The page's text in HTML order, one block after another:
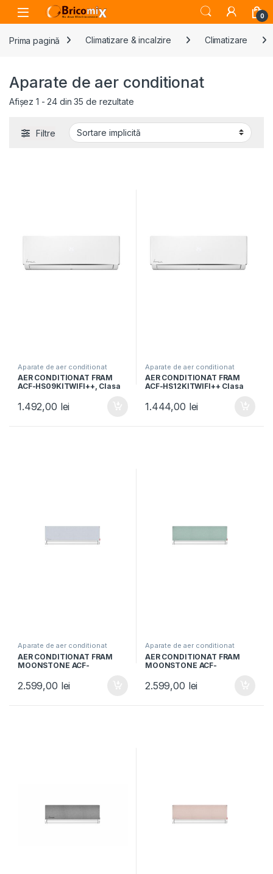
Skip to navigation
Skip to content
Open 0
Prima pagină Climatizare & incalzire Climatizare
Aparate de aer conditionat
Afișez 1 - 24 din 35 de rezultate
Filtre
Aparate de aer conditionat
AER CONDITIONAT FRAM
ACF-HS09KITWIFI++, Clasa
instalare inclus 3m, Functie
iFeel, Alb
1.492,00 lei
Aparate de aer conditionat
AER CONDITIONAT FRAM
ACF-HS12KITWIFI++ Clasa
Control Wi-Fi, Kit instalare
inclus 3m, Functie iFeel, Alb
1.444,00 lei
Aparate de aer conditionat
AER CONDITIONAT FRAM
MOONSTONE ACF-
12000BTU, Wi-Fi, Super
ionizare, Functie Breeze
2.599,00 lei
Aparate de aer conditionat
AER CONDITIONAT FRAM
MOONSTONE ACF-
12000BTU, Wi-Fi, Super
ionizare, Functie Breeze
2.599,00 lei